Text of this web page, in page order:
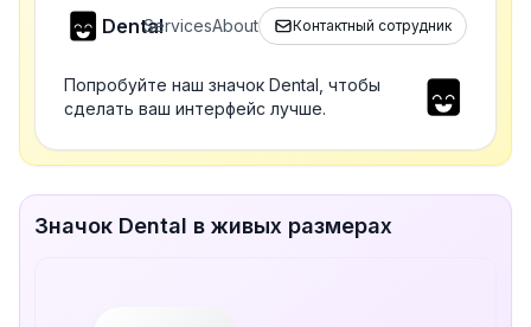
DentalServicesAbout Контактный сотрудник
Попробуйте наш значок Dental, чтобы
сделать ваш интерфейс лучше.
Значок Dental в живых размерах